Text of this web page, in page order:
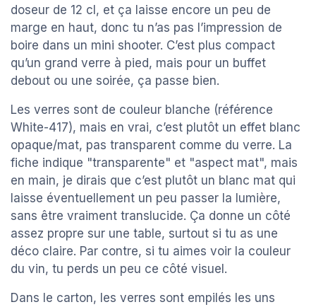
doseur de 12 cl, et ça laisse encore un peu de
marge en haut, donc tu n’as pas l’impression de
boire dans un mini shooter. C’est plus compact
qu’un grand verre à pied, mais pour un buffet
debout ou une soirée, ça passe bien.
Les verres sont de couleur blanche (référence
White-417), mais en vrai, c’est plutôt un effet blanc
opaque/mat, pas transparent comme du verre. La
fiche indique "transparente" et "aspect mat", mais
en main, je dirais que c’est plutôt un blanc mat qui
laisse éventuellement un peu passer la lumière,
sans être vraiment translucide. Ça donne un côté
assez propre sur une table, surtout si tu as une
déco claire. Par contre, si tu aimes voir la couleur
du vin, tu perds un peu ce côté visuel.
Dans le carton, les verres sont empilés les uns